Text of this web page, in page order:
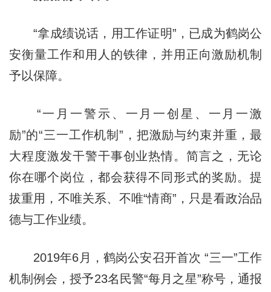
“拿成绩说话，用工作证明”，已成为鹤岗公
安衡量工作和用人的铁律，并用正向激励机制
予以保障。
“一月一警示、一月一创星、一月一激
励”的“三一工作机制”，把激励与约束并重，最
大程度激发干警干事创业热情。简言之，无论
你在哪个岗位，都会获得不同形式的奖励。提
拔重用，不唯关系、不唯“情商”，只是看政治品
德与工作业绩。
2019年6月，鹤岗公安召开首次 “三一”工作
机制例会，授予23名民警“每月之星”称号，通报